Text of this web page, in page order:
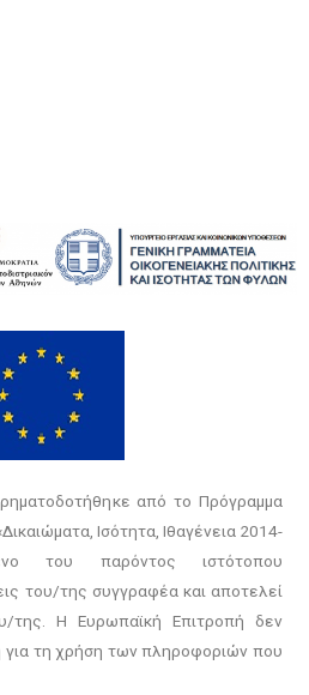
από το Πρόγραμμα
Ισότητα, Ιθαγένεια 2014-
του παρόντος ιστότοπου
του/της συγγραφέα και αποτελεί
της. Η Ευρωπαϊκή Επιτροπή δεν
για τη χρήση των πληροφοριών που